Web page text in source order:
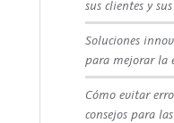
sus clientes y
Soluciones
para mejorar la
Cómo evitar
consejos para